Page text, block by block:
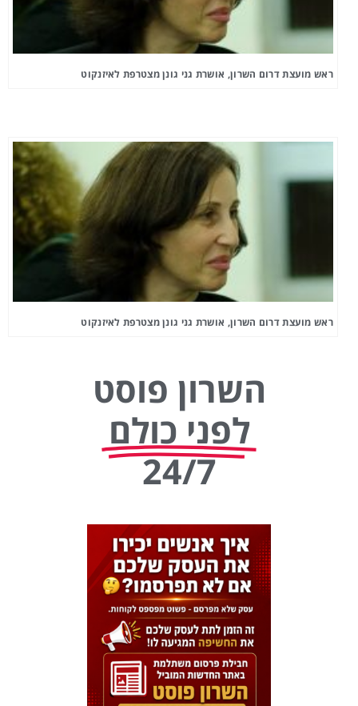
ראש מועצת דרום השרון, אושרת גני גונן מצטרפת לאיזנקוט
ראש מועצת דרום השרון, אושרת גני גונן מצטרפת לאיזנקוט
השרון פוסט
לפני כולם
24/7